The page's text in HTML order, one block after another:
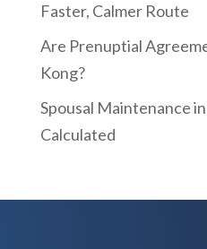
Faster, Calmer Route
Are Prenuptial
Kong?
Spousal Maintenance
Calculated